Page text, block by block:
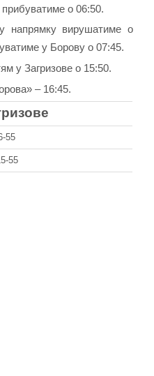
о 06:50.
напрямку вирушатиме о
у Борову о 07:45.
у Загризове о 15:50.
– 16:45.
55
55